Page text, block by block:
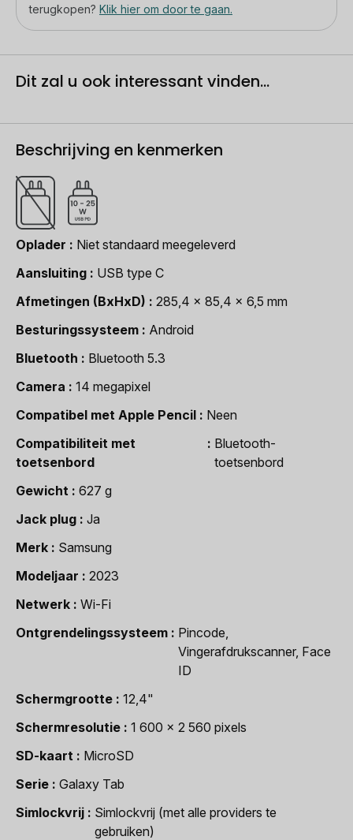
terugkopen? Klik hier om door te gaan.
Dit zal u ook interessant vinden...
Beschrijving en kenmerken
Oplader
Niet standaard meegeleverd
Aansluiting
USB type C
Afmetingen (BxHxD)
285,4 x 85,4 x 6,5 mm
Besturingssysteem
Android
Bluetooth
Bluetooth 5.3
Camera
14 megapixel
Compatibel met Apple Pencil
Neen
Compatibiliteit met
toetsenbord
Bluetooth-
toetsenbord
Gewicht
627 g
Jack plug
Ja
Merk
Samsung
Modeljaar
2023
Netwerk
Wi-Fi
Ontgrendelingssysteem
Pincode,
Vingerafdrukscanner, Face
ID
Schermgrootte
12,4"
Schermresolutie
1 600 x 2 560 pixels
SD-kaart
MicroSD
Serie
Galaxy Tab
Simlockvrij
Simlockvrij (met alle providers te
gebruiken)